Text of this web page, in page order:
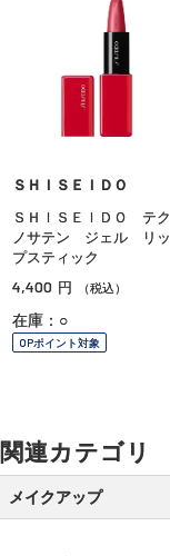
ＳＨＩＳＥＩＤＯ
ＳＨＩＳＥＩＤＯ テク
ノサテン ジェル リッ
プスティック
4,400 円 （税込）
在庫：○
OPポイント対象
関連カテゴリ
メイクアップ